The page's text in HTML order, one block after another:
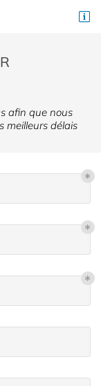

commerciales à
afin que nous
meilleurs délais